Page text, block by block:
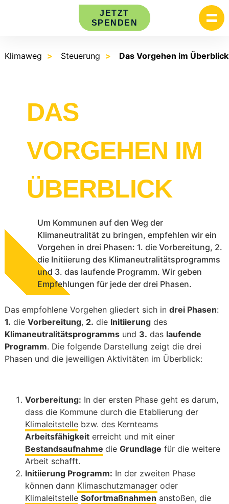
JETZT
SPENDEN
Klimaweg Steuerung Das Vorgehen im Überblick
DAS
VORGEHEN IM
ÜBERBLICK
Um Kommunen auf den Weg der
Klimaneutralität zu bringen, empfehlen wir ein
Vorgehen in drei Phasen: 1. die Vorbereitung, 2.
die Initiierung des Klimaneutralitätsprogramms
und 3. das laufende Programm. Wir geben
Empfehlungen für jede der drei Phasen.
Das empfohlene Vorgehen gliedert sich in drei Phasen:
1. die Vorbereitung, 2. die Initiierungdes
Klimaneutralitätsprogrammsund 3. das laufende
Programm. Die folgende Darstellung zeigt die drei
Phasen und die jeweiligen Aktivitäten im Überblick:
Vorbereitung: In der ersten Phase geht es darum,
dass die Kommune durch die Etablierung der
Klimaleitstellebzw. des Kernteams
Arbeitsfähigkeiterreicht und mit einer
Bestandsaufnahme die Grundlage für die weitere
Arbeit schafft.
Initiierung Programm: In der zweiten Phase
können dann Klimaschutzmanageroder
Klimaleitstelle Sofortmaßnahmen anstoßen, die